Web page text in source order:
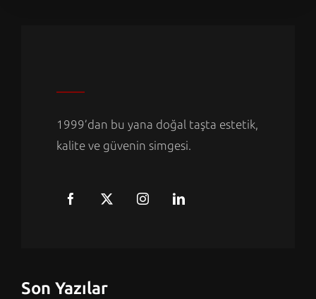
1999’dan bu yana doğal taşta estetik,
kalite ve güvenin simgesi.
Son Yazılar